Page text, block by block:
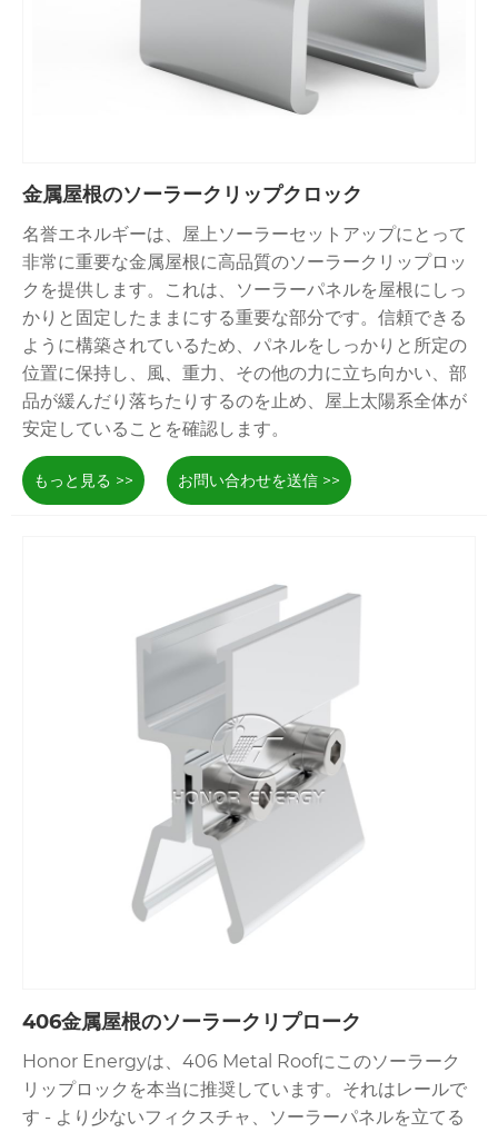
これは、金属屋根用に特別に設計されたブラケットシス
テムです。
ソーラールーフクリップロックマウント
ざまな屋根の要件に対応するためにさまざまな形があ
はまったくありません。カスタムソリューションを提供
することもできます。
金属屋根のソーラークリップクロック
名誉エネルギーは、屋上ソーラーセットアップにとって
非常に重要な金属屋根に高品質のソーラークリップロッ
クを提供します。これは、ソーラーパネルを屋根にしっ
かりと固定したままにする重要な部分です。信頼できる
ように構築されているため、パネルをしっかりと所定の
位置に保持し、風、重力、その他の力に立ち向かい、部
品が緩んだり落ちたりするのを止め、屋上太陽系全体が
安定していることを確認します。
もっと見る >> お問い合わせを送信 >>
406金属屋根のソーラークリプローク
Honor Energyは、406 Metal Roofにこのソーラーク
リップロックを本当に推奨しています。それはレールで
す - より少ないフィクスチャ、ソーラーパネルを立てる